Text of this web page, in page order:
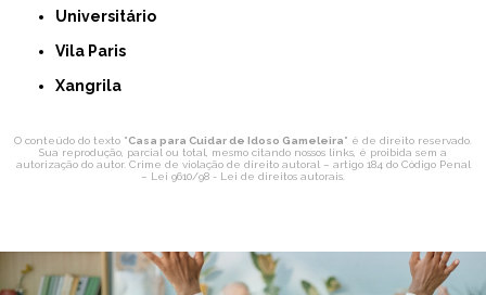
Universitário
Vila Paris
Xangrila
O conteúdo do texto "Casa para Cuidar de Idoso Gameleira" é de direito reservado.
Sua reprodução, parcial ou total, mesmo citando nossos links, é proibida sem a
autorização do autor. Crime de violação de direito autoral – artigo 184 do Código Penal
– Lei 9610/98 - Lei de direitos autorais